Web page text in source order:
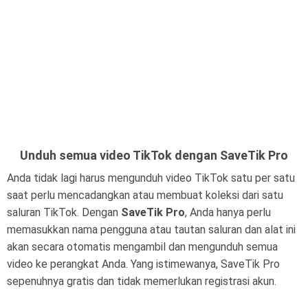
Unduh semua video TikTok dengan SaveTik Pro
Anda tidak lagi harus mengunduh video TikTok satu per satu
saat perlu mencadangkan atau membuat koleksi dari satu
saluran TikTok. Dengan SaveTik Pro, Anda hanya perlu
memasukkan nama pengguna atau tautan saluran dan alat ini
akan secara otomatis mengambil dan mengunduh semua
video ke perangkat Anda. Yang istimewanya, SaveTik Pro
sepenuhnya gratis dan tidak memerlukan registrasi akun.